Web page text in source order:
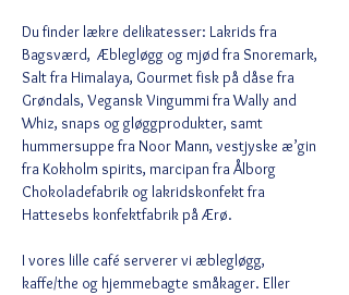
Du finder lækre delikatesser: Lakrids fra
Bagsværd,  Æblegløgg og mjød fra Snoremark,
Salt fra Himalaya, Gourmet fisk på dåse fra
Grøndals, Vegansk Vingummi fra Wally and
Whiz, snaps og gløggprodukter, samt
hummersuppe fra Noor Mann, vestjyske æ’gin
fra Kokholm spirits, marcipan fra Ålborg
Chokoladefabrik og lakridskonfekt fra
Hattesebs konfektfabrik på Ærø.
I vores lille café serverer vi æblegløgg,
kaffe/the og hjemmebagte småkager. Eller